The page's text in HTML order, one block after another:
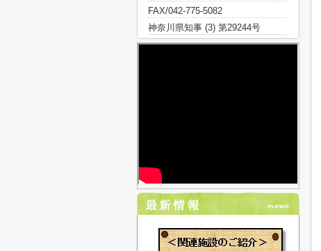
FAX/042-775-5082
神奈川県知事 (3) 第29244号